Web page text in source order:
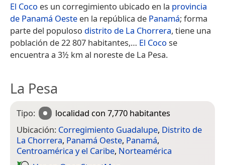
El Coco es un corregimiento ubicado en la provincia
de Panamá Oeste en la república de Panamá; forma
parte del populoso distrito de La Chorrera, tiene una
población de 22 807 habitantes,​… El Coco se
encuentra a 3½ km al noreste de La Pesa.
La Pesa
Tipo: localidad con 7,770 habitantes
Ubicación: Corregimiento Guadalupe, Distrito de
La Chorrera, Panamá Oeste, Panamá,
Centroamérica y el Caribe, Norteamérica